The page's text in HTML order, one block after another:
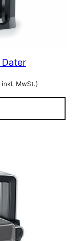
inkl. MwSt.)